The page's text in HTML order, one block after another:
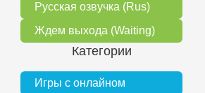
Русская озвучка (Rus)
Ждем выхода (Waiting)
Категории
Игры с онлайном